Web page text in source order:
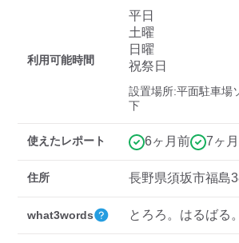
充電器の出力
中速-20kW-以上 急速-
車種
利用可能時間
平日
土曜
日曜
祝祭日
設置場所:平面駐車場
下
使えたレポート 6ヶ月前 7ヶ
住所 長野県須坂市福島
what3words とろろ。はるばる